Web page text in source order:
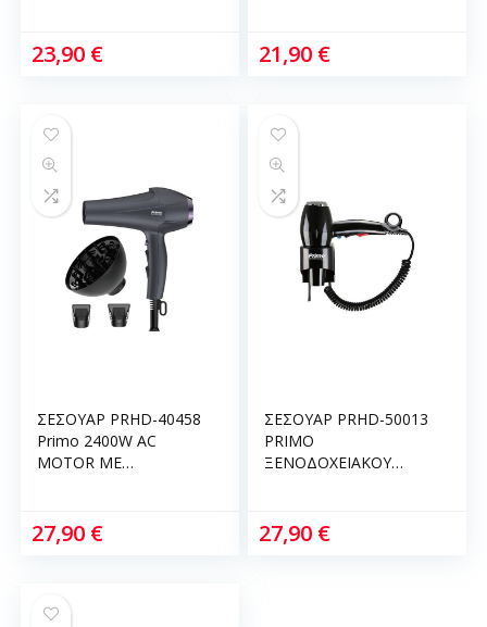
23,90 € 21,90 €
ΣΕΣΟΥΑΡ PRHD-40458
Primo 2400W AC
MOTOR ΜΕ
27,90 €
ΣΕΣΟΥΑΡ PRHD-50013
PRIMO
ΞΕΝΟΔΟΧΕΙΑΚΟΥ
500013
27,90 €